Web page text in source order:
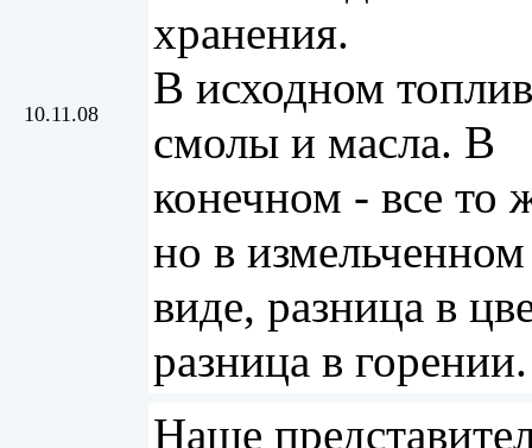
10.11.08
хранения.
В исходном
смолы и масла. В
конечном - все то
но в измельченном
виде, разница в
разница в горении.
Наше